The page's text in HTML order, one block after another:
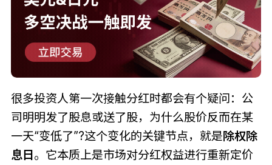
很多投资人第一次接触分红时都会有个疑问：公
司明明发了股息或送了股，为什么股价反而在某
一天“变低了”?这个变化的关键节点，就是除权除
息日。它本质上是市场对分红权益进行重新定价